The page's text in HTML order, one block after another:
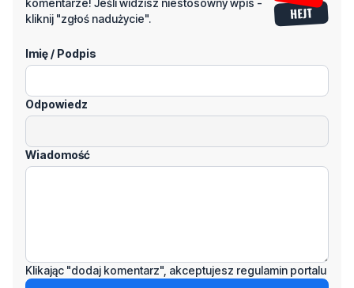
komentarze! Jeśli widzisz niestosowny wpis -
kliknij "zgłoś nadużycie".
Imię / Podpis
Odpowiedz
Wiadomość
Klikając "dodaj komentarz", akceptujesz regulamin portalu